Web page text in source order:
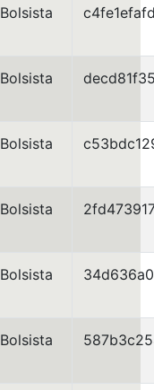
Bolsista
Bolsista
Bolsista
Bolsista
Bolsista
Bolsista